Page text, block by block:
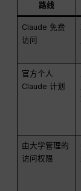
路线
Claude 免费
访问
官方个人
Claude 计划
由大学管理的
访问权限